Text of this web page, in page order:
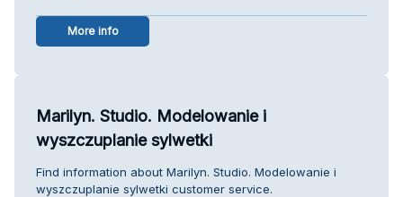
More info
Marilyn. Studio. Modelowanie i
wyszczuplanie sylwetki
Find information about Marilyn. Studio. Modelowanie i
wyszczuplanie sylwetki customer service.